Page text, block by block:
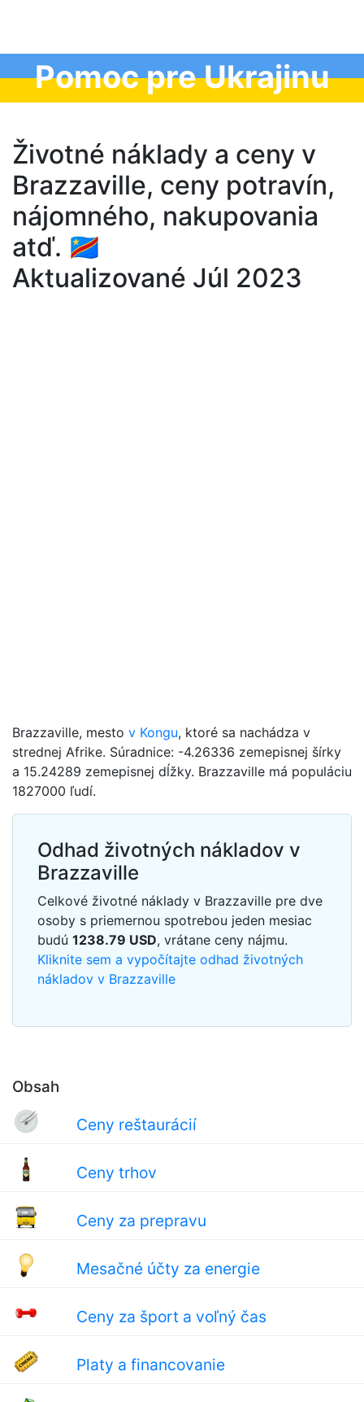
Pomoc pre Ukrajinu
Životné náklady a ceny v
Brazzaville, ceny potravín,
nájomného, nakupovania
atď. 🇨🇩
Aktualizované Júl 2023
Obsah
Ceny reštaurácií
Ceny trhov
Ceny za prepravu
Mesačné účty za energie
Ceny za šport a voľný čas
Platy a financovanie
Brazzaville, mesto v Kongu, ktoré sa nachádza v
strednej Afrike. Súradnice: -4.26336 zemepisnej šírky
a 15.24289 zemepisnej dĺžky. Brazzaville má populáciu
1827000 ľudí.
Odhad životných nákladov v
Brazzaville
Celkové životné náklady v Brazzaville pre dve
osoby s priemernou spotrebou jeden mesiac
budú 1238.79 USD, vrátane ceny nájmu.
Kliknite sem a vypočítajte odhad životných
nákladov v Brazzaville